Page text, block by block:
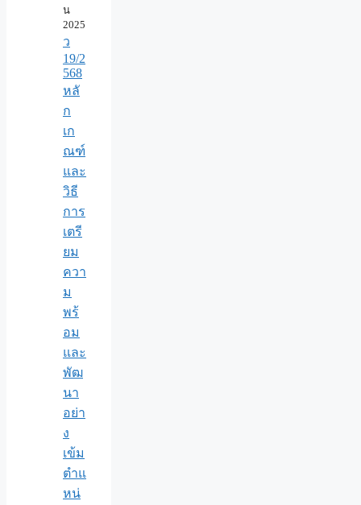
น
2025
ว
19/2
568
หลั
ก
เก
ณฑ์
และ
วิธี
การ
เตรี
ยม
ควา
ม
พร้
อม
และ
พัฒ
นา
อย่า
ง
เข้ม
ตำแ
หน่